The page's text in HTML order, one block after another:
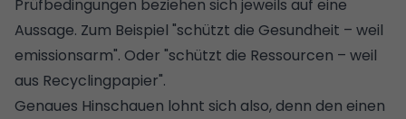
Prüfbedingungen beziehen sich jeweils auf eine
Aussage. Zum Beispiel "schützt die Gesundheit – weil
emissionsarm". Oder "schützt die Ressourcen – weil
aus Recyclingpapier".
Genaues Hinschauen lohnt sich also, denn den einen